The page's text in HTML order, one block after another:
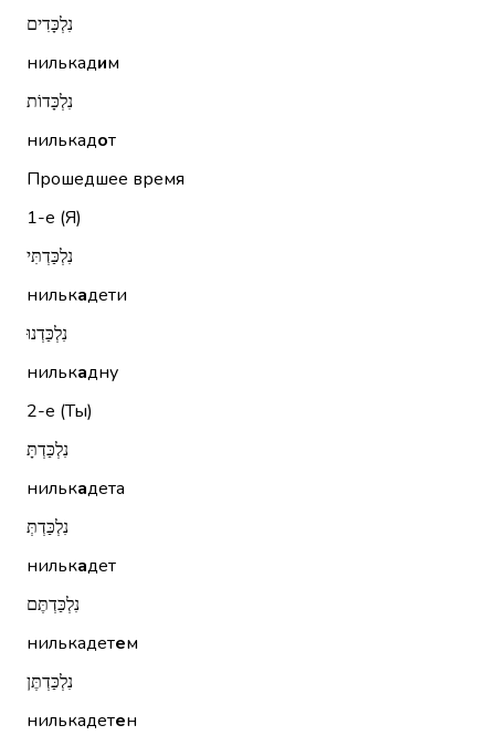
נִלְכָּדִים
нилькадим
נִלְכָּדוֹת
нилькадот
Прошедшее время
1-е (Я)
נִלְכַּדְתִּי
нилькадети
נִלְכַּדְנוּ
нилькадну
2-е (Ты)
נִלְכַּדְתָּ
нилькадета
נִלְכַּדְתְּ
нилькадет
נִלְכַּדְתֶּם
нилькадетем
נִלְכַּדְתֶּן
нилькадетен